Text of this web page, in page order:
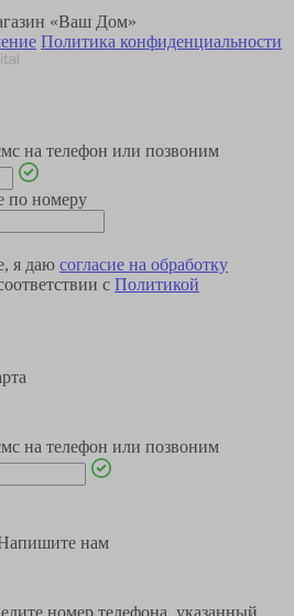
«Ваш Дом»
Политика конфиденциальности
на телефон или позвоним
по номеру
я даю согласие на обработку
с Политикой
на телефон или позвоним
нам